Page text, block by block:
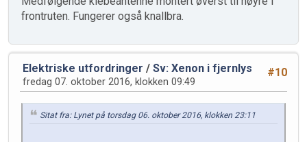
frontruten. Fungerer også knallbra.
#10
Elektriske utfordringer / Sv: Xenon i fjernlys
fredag 07. oktober 2016, klokken 09:49
Sitat fra: Lynet på torsdag 06. oktober 2016, klokken 23:11